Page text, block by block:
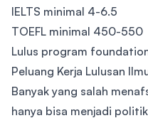
IELTS minimal 4-6.5
TOEFL minimal 450-550
Lulus program
Peluang Kerja Lulusan
Banyak yang salah
hanya bisa menjadi